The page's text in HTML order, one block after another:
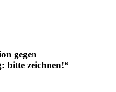
gegen
bitte zeichnen!“